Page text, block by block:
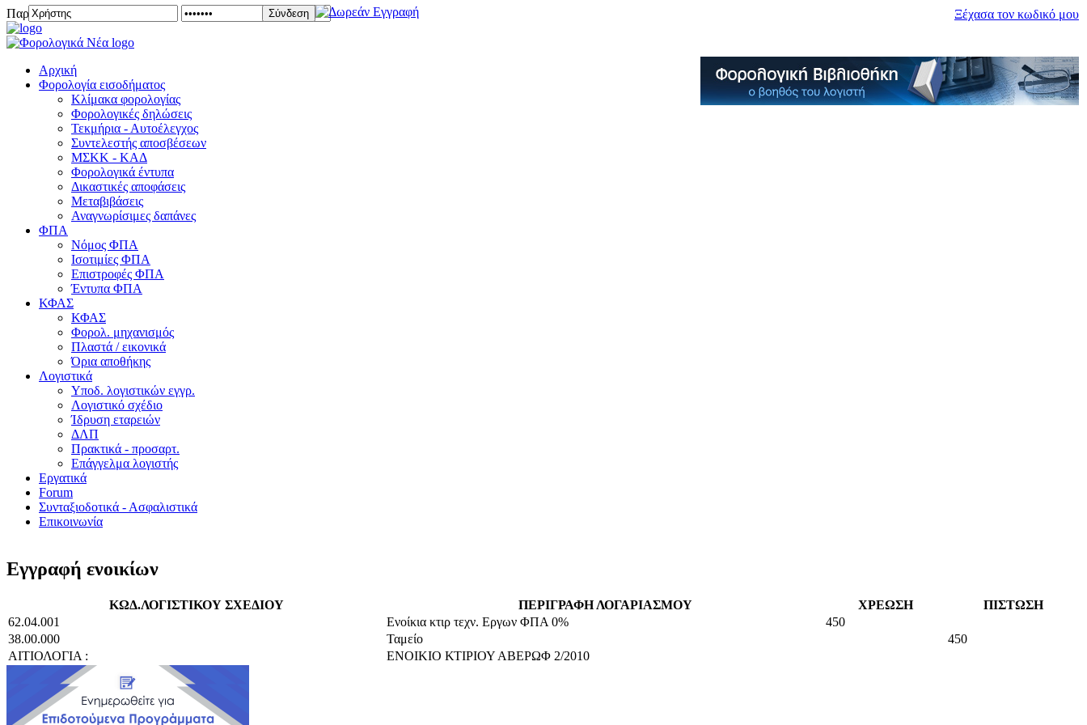
Παρασκευή 07 Αυγούστου 2026
Αρχική
Φορολογία εισοδήματος
Κλίμακα φορολογίας
Φορολογικές δηλώσεις
Τεκμήρια - Αυτοέλεγχος
Συντελεστής αποσβέσεων
ΜΣKΚ - ΚΑΔ
Φορολογικά έντυπα
Δικαστικές αποφάσεις
Μεταβιβάσεις
Αναγνωρίσιμες δαπάνες
ΦΠΑ
Νόμος ΦΠΑ
Ισοτιμίες ΦΠΑ
Επιστροφές ΦΠΑ
Έντυπα ΦΠΑ
ΚΦΑΣ
ΚΦΑΣ
Φορολ. μηχανισμός
Πλαστά / εικονικά
Όρια αποθήκης
Λογιστικά
Υποδ. λογιστικών εγγρ.
Λογιστικό σχέδιο
Ίδρυση εταρειών
ΔΛΠ
Πρακτικά - προσαρτ.
Επάγγελμα λογιστής
Εργατικά
Forum
Συνταξιοδοτικά - Ασφαλιστικά
Επικοινωνία
Σύνδεση Ξέχασα τον κωδικό μου
Εγγραφή ενοικίων
ΚΩΔ.ΛΟΓΙΣΤΙΚΟΥ ΣΧΕΔΙΟΥ ΠΕΡΙΓΡΑΦΗ ΛΟΓΑΡΙΑΣΜΟΥ ΧΡΕΩΣΗ
ΠΙΣΤΩΣΗ
62.04.001
Ενοίκια κτιρ τεχν. Εργων ΦΠΑ 0%
450
38.00.000
Ταμείο
450
ΑΙΤΙΟΛΟΓΙΑ :
ΕΝΟΙΚΙΟ ΚΤΙΡΙΟΥ ΑΒΕΡΩΦ 2/2010